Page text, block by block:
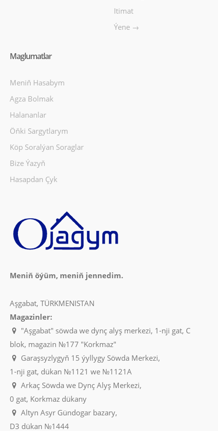
Itimat
Ýene →
Maglumatlar
Meniň Hasabym
Agza Bolmak
Halananlar
Öňki Sargytlarym
Köp Soralýan Soraglar
Bize Ýazyň
Hasapdan Çyk
Meniň öýüm, meniň jennedim.
Aşgabat, TÜRKMENISTAN
Magazinler:
"Aşgabat" söwda we dynç alyş merkezi, 1-nji gat, C
blok, magazin №177 "Korkmaz"
Garaşsyzlygyň 15 ýyllygy Söwda Merkezi,
1-nji gat, dükan №1121 we №1121A
Arkaç Söwda we Dynç Alyş Merkezi,
0 gat, Korkmaz dükany
Altyn Asyr Gündogar bazary,
D3 dükan №1444